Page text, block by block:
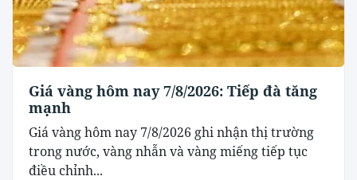
Giá vàng hôm nay 7/8/2026: Tiếp đà tăng
mạnh
Giá vàng hôm nay 7/8/2026 ghi nhận thị trường
trong nước, vàng nhẫn và vàng miếng tiếp tục
điều chỉnh...